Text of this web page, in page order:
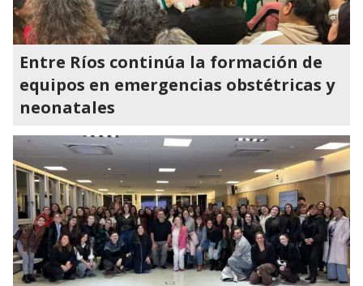
Entre Ríos continúa la formación de
equipos en emergencias obstétricas y
neonatales